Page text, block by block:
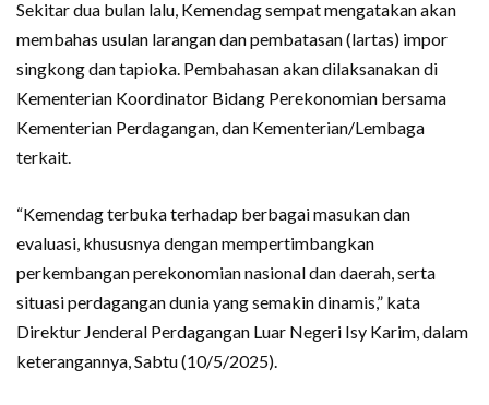
Sekitar dua bulan lalu, Kemendag sempat mengatakan akan
membahas usulan larangan dan pembatasan (lartas) impor
singkong dan tapioka. Pembahasan akan dilaksanakan di
Kementerian Koordinator Bidang Perekonomian bersama
Kementerian Perdagangan, dan Kementerian/Lembaga
terkait.
“Kemendag terbuka terhadap berbagai masukan dan
evaluasi, khususnya dengan mempertimbangkan
perkembangan perekonomian nasional dan daerah, serta
situasi perdagangan dunia yang semakin dinamis,” kata
Direktur Jenderal Perdagangan Luar Negeri Isy Karim, dalam
keterangannya, Sabtu (10/5/2025).